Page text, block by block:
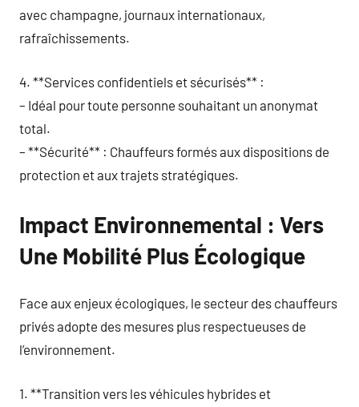
avec champagne, journaux internationaux,
rafraîchissements.
4. **Services confidentiels et sécurisés** :
– Idéal pour toute personne souhaitant un anonymat
total.
– **Sécurité** : Chauffeurs formés aux dispositions de
protection et aux trajets stratégiques.
Impact Environnemental : Vers
Une Mobilité Plus Écologique
Face aux enjeux écologiques, le secteur des chauffeurs
privés adopte des mesures plus respectueuses de
l’environnement.
1. **Transition vers les véhicules hybrides et